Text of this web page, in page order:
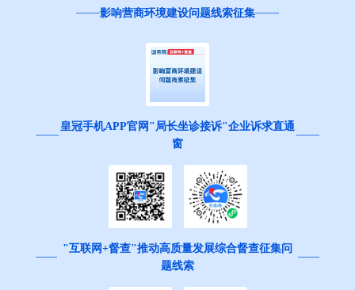
影响营商环境建设问题线索征集
皇冠手机APP官网"局长坐诊接诉"企业诉求直通
窗
"互联网+督查"推动高质量发展综合督查征集问
题线索